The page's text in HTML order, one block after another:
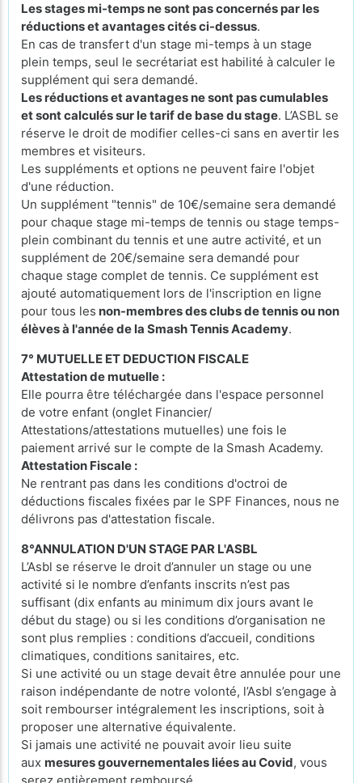
Les stages mi-temps ne sont pas concernés par les
réductions et avantages cités ci-dessus.
En cas de transfert d'un stage mi-temps à un stage
plein temps, seul le secrétariat est habilité à calculer le
supplément qui sera demandé.
Les réductions et avantages ne sont pas cumulables
et sont calculés sur le tarif de base du stage. L’ASBL se
réserve le droit de modifier celles-ci sans en avertir les
membres et visiteurs.
Les suppléments et options ne peuvent faire l'objet
d'une réduction.
Un supplément "tennis" de 10€/semaine sera demandé
pour chaque stage mi-temps de tennis ou stage temps-
plein combinant du tennis et une autre activité, et un
supplément de 20€/semaine sera demandé pour
chaque stage complet de tennis. Ce supplément est
ajouté automatiquement lors de l'inscription en ligne
pour tous les non-membres des clubs de tennis ou non
élèves à l'année de la Smash Tennis Academy.
7° MUTUELLE ET DEDUCTION FISCALE
Attestation de mutuelle :
Elle pourra être téléchargée dans l'espace personnel
de votre enfant (onglet Financier/
Attestations/attestations mutuelles) une fois le
paiement arrivé sur le compte de la Smash Academy.
Attestation Fiscale :
Ne rentrant pas dans les conditions d'octroi de
déductions fiscales fixées par le SPF Finances, nous ne
délivrons pas d'attestation fiscale.
8°ANNULATION D'UN STAGE PAR L'ASBL
L’Asbl se réserve le droit d’annuler un stage ou une
activité si le nombre d’enfants inscrits n’est pas
suffisant (dix enfants au minimum dix jours avant le
début du stage) ou si les conditions d’organisation ne
sont plus remplies : conditions d’accueil, conditions
climatiques, conditions sanitaires, etc.
Si une activité ou un stage devait être annulée pour une
raison indépendante de notre volonté, l’Asbl s’engage à
soit rembourser intégralement les inscriptions, soit à
proposer une alternative équivalente.
Si jamais une activité ne pouvait avoir lieu suite
aux mesures gouvernementales liées au Covid, vous